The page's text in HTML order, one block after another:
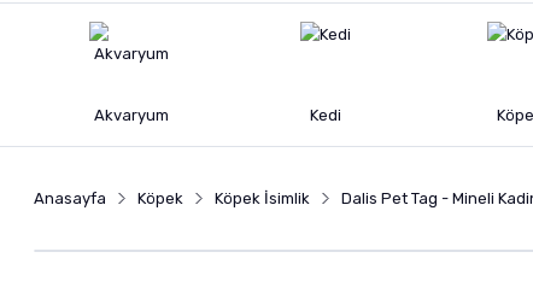
Akvaryum Kedi
Anasayfa Köpek Köpek İsimlik Dalis Pet Tag - Mineli